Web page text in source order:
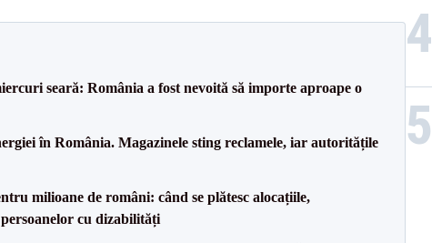
seară: România a fost nevoită să importe aproape o
în România. Magazinele sting reclamele, iar autoritățile
milioane de români: când se plătesc alocațiile,
cu dizabilități
4
5